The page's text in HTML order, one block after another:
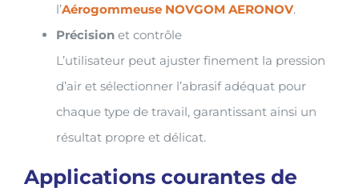
l’Aérogommeuse NOVGOM AERONOV.
Précision et contrôle
L’utilisateur peut ajuster finement la pression
d’air et sélectionner l’abrasif adéquat pour
chaque type de travail, garantissant ainsi un
résultat propre et délicat.
Applications courantes de